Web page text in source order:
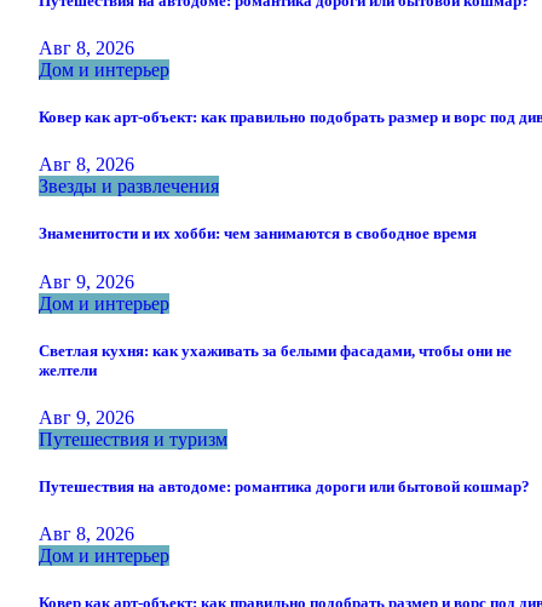
Авг 8, 2026
Дом и интерьер
Ковер как арт-объект: как правильно подобрать размер и ворс под
Авг 8, 2026
Звезды и развлечения
Знаменитости и их хобби: чем занимаются в свободное время
Авг 9, 2026
Дом и интерьер
Светлая кухня: как ухаживать за белыми фасадами, чтобы они не
желтели
Авг 9, 2026
Путешествия и туризм
Путешествия на автодоме: романтика дороги или бытовой кошмар?
Авг 8, 2026
Дом и интерьер
Ковер как арт-объект: как правильно подобрать размер и ворс под